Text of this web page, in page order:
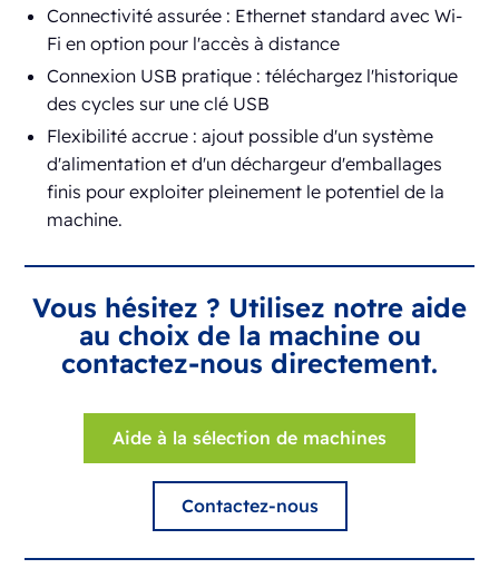
Connectivité assurée : Ethernet standard avec Wi-
Fi en option pour l'accès à distance
Connexion USB pratique : téléchargez l'historique
des cycles sur une clé USB
Flexibilité accrue : ajout possible d'un système
d'alimentation et d'un déchargeur d'emballages
finis pour exploiter pleinement le potentiel de la
machine.
Vous hésitez ? Utilisez notre aide
au choix de la machine ou
contactez-nous directement.
Aide à la sélection de machines
Contactez-nous